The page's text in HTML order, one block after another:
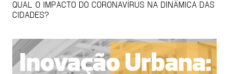
QUAL O IMPACTO DO CORONAVÍRUS NA DINÂMICA DAS
CIDADES?